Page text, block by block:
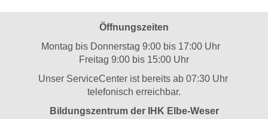
Öffnungszeiten
Montag bis Donnerstag 9:00 bis 17:00 Uhr
Freitag 9:00 bis 15:00 Uhr
Unser ServiceCenter ist bereits ab 07:30 Uhr
telefonisch erreichbar.
Bildungszentrum der IHK Elbe-Weser